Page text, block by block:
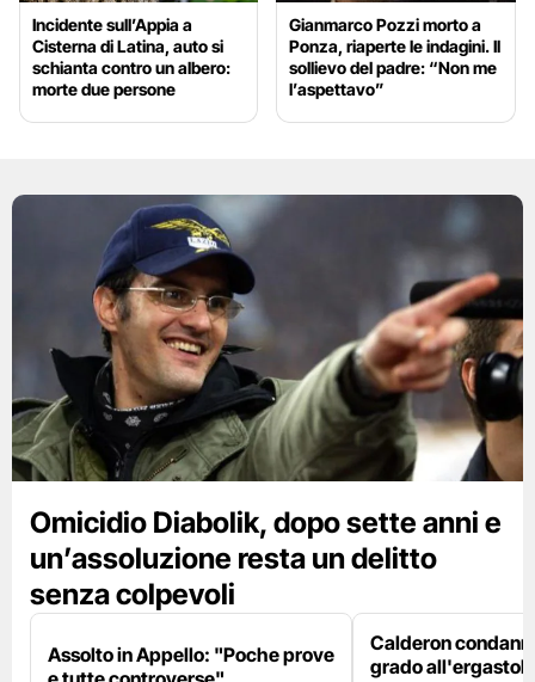
Incidente sull’Appia a
Cisterna di Latina, auto si
schianta contro un albero:
morte due persone
Gianmarco Pozzi morto a
Ponza, riaperte le indagini. Il
sollievo del padre: “Non me
l’aspettavo”
Omicidio Diabolik, dopo sette anni e
un’assoluzione resta un delitto
senza colpevoli
Assolto in Appello: "Poche prove
Calderon
grado